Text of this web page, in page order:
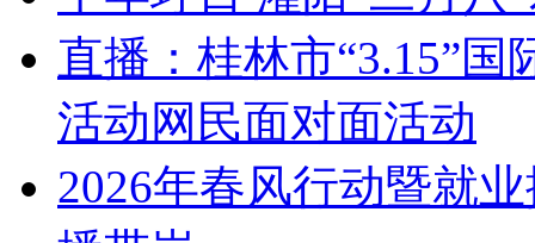
直播：桂林市“3.15”
活动网民面对面活动
2026年春风行动暨就